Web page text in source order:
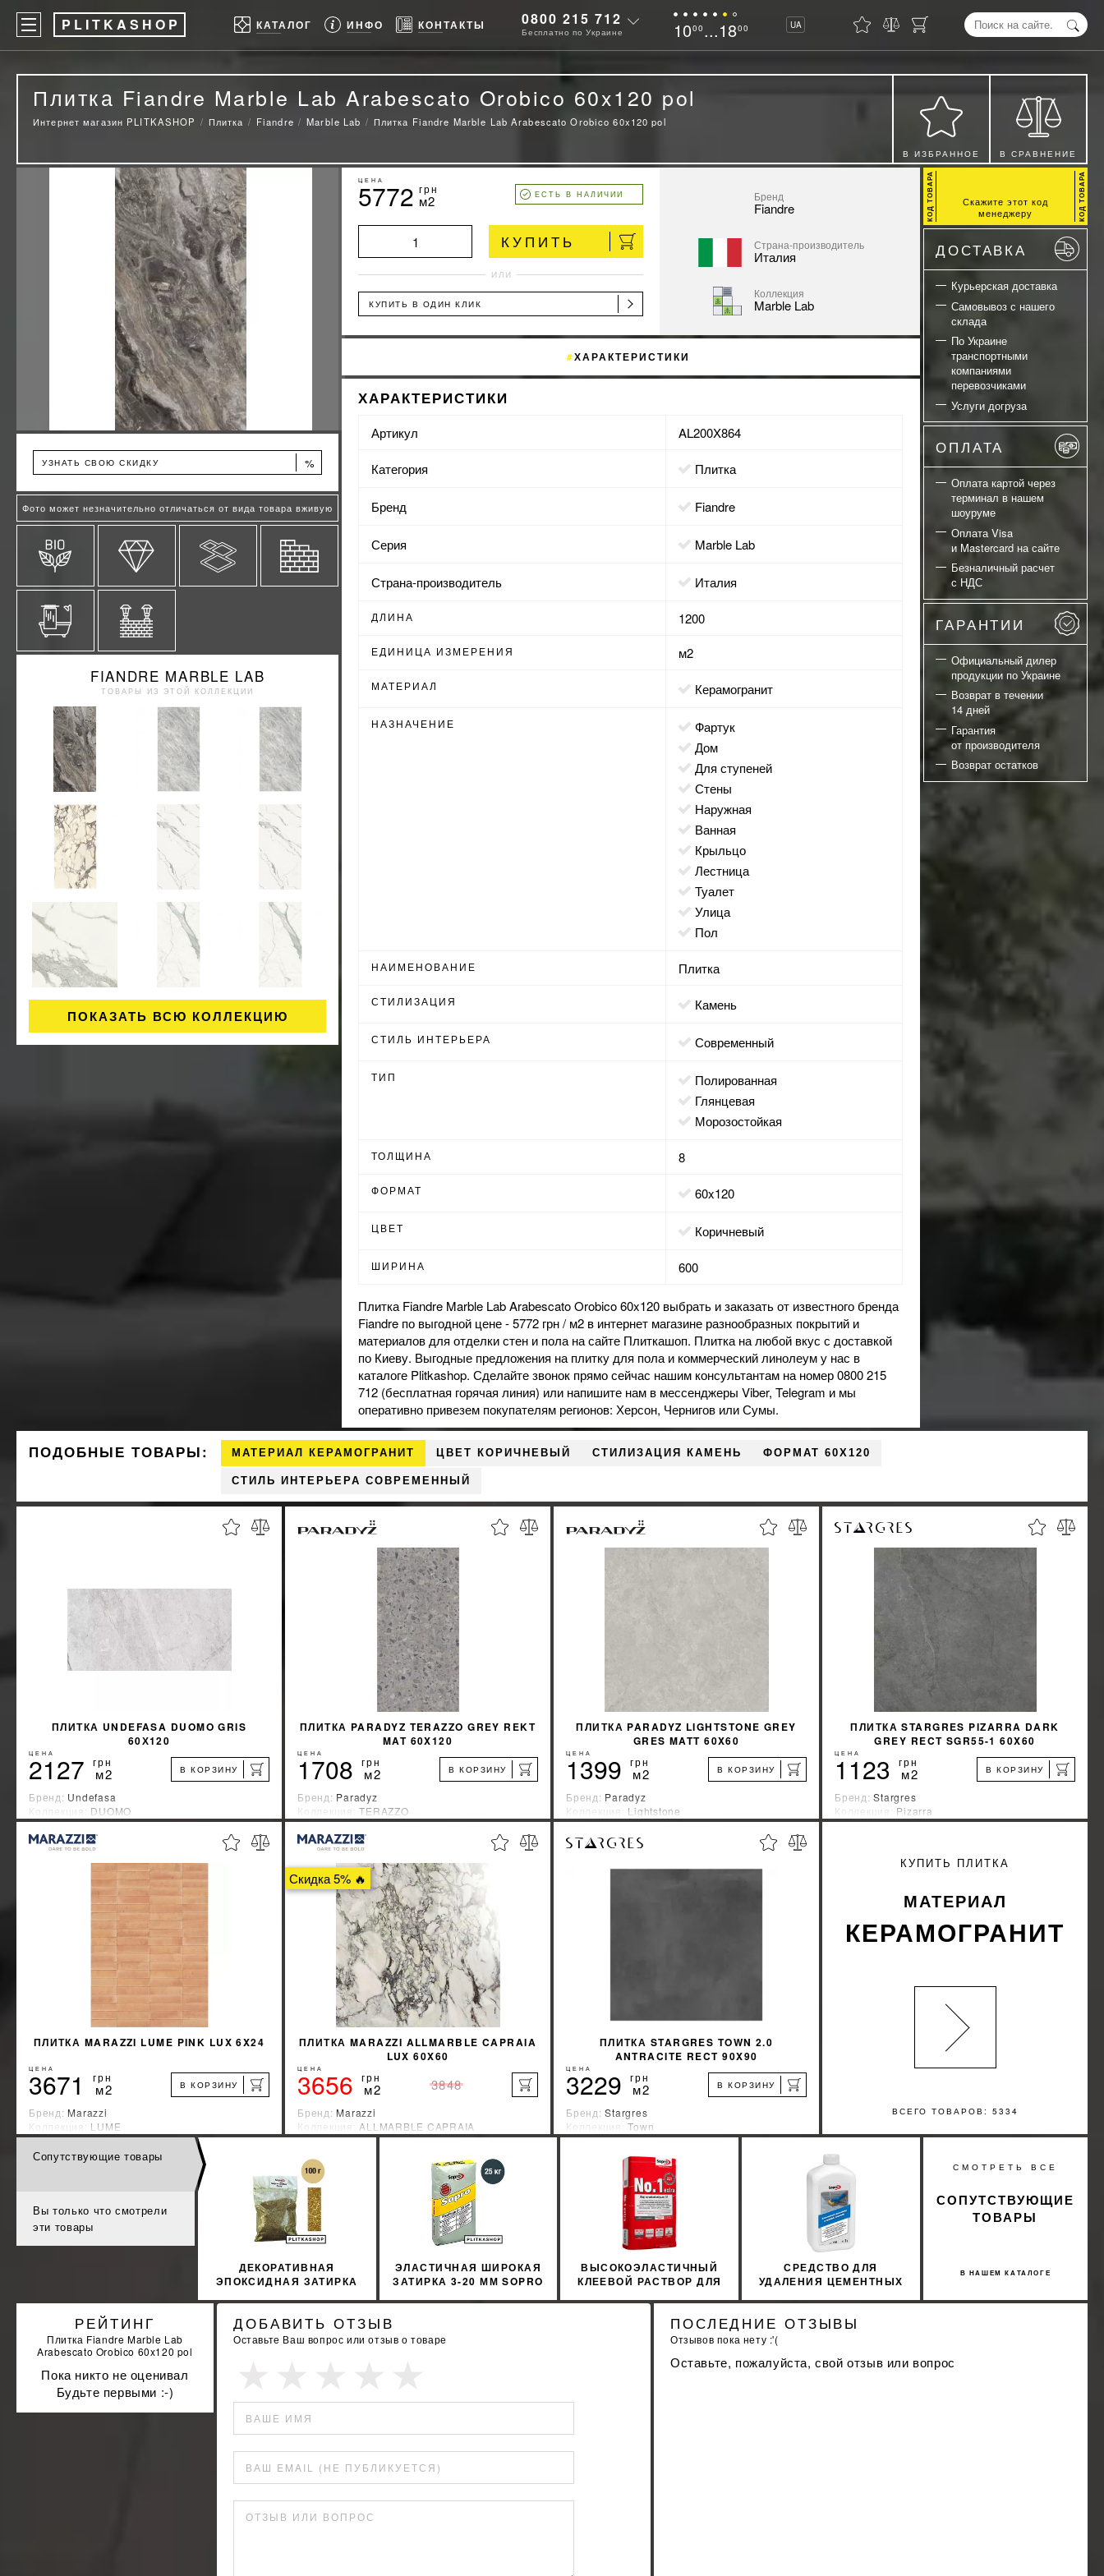
P LITKASHOP КАТАЛОГ ИНФО КОНТАКТЫ 0800 215 712
Бесплатно по Украине 1000 ...1800 UA
Плитка Fiandre Marble Lab Arabescato Orobico 60x120 pol
Интернет магазин PLITKASHOP Плитка Fiandre Marble Lab Плитка Fiandre Marble Lab Arabescato Orobico 60x120 pol
В ИЗБРАННОЕ В СРАВНЕНИЕ
УЗНАТЬ СВОЮ СКИДКУ %
Фото может незначительно отличаться от вида товара вживую
FIANDRE MARBLE LAB
ТОВАРЫ ИЗ ЭТОЙ КОЛЛЕКЦИИ
ПОКАЗАТЬ ВСЮ КОЛЛЕКЦИЮ
ЦЕНА
5772 грн
м2 ЕСТЬ В НАЛИЧИИ
КУПИТЬ
ИЛИ
КУПИТЬ В ОДИН КЛИК
Бренд
Fiandre
Страна-производитель
Италия
Коллекция
Marble Lab
ХАРАКТЕРИСТИКИ
ХАРАКТЕРИСТИКИ
Артикул AL200X864
Категория Плитка
Бренд Fiandre
Серия Marble Lab
Страна-производитель Италия
ДЛИНА 1200
ЕДИНИЦА ИЗМЕРЕНИЯ м2
МАТЕРИАЛ Керамогранит
НАЗНАЧЕНИЕ
фартук
дом
для ступеней
стены
наружная
ванная
крыльцо
лестница
туалет
улица
пол
НАИМЕНОВАНИЕ Плитка
СТИЛИЗАЦИЯ камень
СТИЛЬ ИНТЕРЬЕРА современный
ТИП
полированная
глянцевая
морозостойкая
ТОЛЩИНА 8
ФОРМАТ 60x120
ЦВЕТ коричневый
ШИРИНА 600
Плитка Fiandre Marble Lab Arabescato Orobico 60x120 выбрать и заказать от известного бренда
Fiandre по выгодной цене - 5772 грн / м2 в интернет магазине разнообразных покрытий и
материалов для отделки стен и пола на сайте Плиткашоп. Плитка на любой вкус с доставкой
по Киеву. Выгодные предложения на плитку для пола и коммерческий линолеуму нас в
каталоге Plitkashop. Сделайте звонок прямо сейчас нашим консультантам на номер 0800 215
712 (бесплатная горячая линия) или напишите нам в мессенджеры Viber, Telegram и мы
оперативно привезем покупателям регионов: Херсон, Чернигов или Сумы.
Скажите этот код
менеджеру
ДОСТАВКА
Курьерская доставка
Самовывоз с нашего
склада
По Украине
транспортными
компаниями
перевозчиками
Услуги догруза
ОПЛАТА
Оплата картой через
терминал в нашем
шоуруме
Оплата Visa
и Mastercard на сайте
Безналичный расчет
с НДС
ГАРАНТИИ
Официальный дилер
продукции по Украине
Возврат в течении
14 дней
Гарантия
от производителя
Возврат остатков
ПОДОБНЫЕ ТОВАРЫ: МАТЕРИАЛ КЕРАМОГРАНИТ ЦВЕТ КОРИЧНЕВЫЙ СТИЛИЗАЦИЯ КАМЕНЬ ФОРМАТ 60X120
СТИЛЬ ИНТЕРЬЕРА СОВРЕМЕННЫЙ
ПЛИТКА UNDEFASA DUOMO GRIS
60Х120
ЦЕНА
2127 грн
м2 В КОРЗИНУ
Бренд: Undefasa
Коллекция: DUOMO
Страна-производитель:Испания
УЗНАТЬ СВОЮ СКИДКУ %
КУПИТЬ
ПЛИТКА PARADYZ TERAZZO GREY REKT
MAT 60X120
ЦЕНА
1708 грн
м2 В КОРЗИНУ
Бренд: Paradyz
Коллекция:TERAZZO
Страна-производитель:Польша
УЗНАТЬ СВОЮ СКИДКУ %
КУПИТЬ
ПЛИТКА PARADYZ LIGHTSTONE GREY
GRES MATT 60X60
ЦЕНА
1399 грн
м2 В КОРЗИНУ
Бренд: Paradyz
Коллекция: Lightstone
Страна-производитель:Польша
УЗНАТЬ СВОЮ СКИДКУ %
ПЛИТКА STARGRES PIZARRA DARK
GREY RECT SGR55-1 60X60
ЦЕНА
1123 грн
м2 В КОРЗИНУ
Бренд:Stargres
Коллекция: Pizarra
Страна-производитель:Польша
ПЛИТКА MARAZZI LUME PINK LUX 6X24
ЦЕНА
3671 грн
м2 В КОРЗИНУ
Бренд: Marazzi
Коллекция: LUME
Страна-производитель:Италия
УЗНАТЬ СВОЮ СКИДКУ
КУПИТЬ
Скидка 5% 🔥
ПЛИТКА MARAZZI ALLMARBLE CAPRAIA
LUX 60X60
ЦЕНА
3656 грн
м2 3848
Бренд: Marazzi
Коллекция: ALLMARBLE CAPRAIA
Страна-производитель:Италия
УЗНАТЬ СВОЮ СКИДКУ
КУПИТЬ
ПЛИТКА STARGRES TOWN 2.0
ANTRACITE RECT 90X90
ЦЕНА
3229 грн
м2 В КОРЗИНУ
Бренд:Stargres
Коллекция:Town
Страна-производитель:Польша
УЗНАТЬ СВОЮ СКИДКУ
КУПИТЬ
ВСЕГО ТОВАРОВ: 5334
КУПИТЬ ПЛИТКА
МАТЕРИАЛ
КЕРАМОГРАНИТ
Сопутствующие товары
Вы только что смотрели
эти товары
ДЕКОРАТИВНАЯ
ЭПОКСИДНАЯ ЗАТИРКА
ЭЛАСТИЧНАЯ ШИРОКАЯ
ЗАТИРКА 3-20 ММ SOPRO
ВЫСОКОЭЛАСТИЧНЫЙ
КЛЕЕВОЙ РАСТВОР ДЛЯ
№1/400 22.5КГ
СРЕДСТВО ДЛЯ
УДАЛЕНИЯ ЦЕМЕНТНЫХ
ZSE 718/1 1Л
СМОТРЕТЬ ВСЕ
В НАШЕМ КАТАЛОГЕ
СОПУТСТВУЮЩИЕ
ТОВАРЫ
РЕЙТИНГ
Плитка Fiandre Marble Lab
Arabescato Orobico 60x120 pol
Пока никто не оценивал
Будьте первыми :-)
ДОБАВИТЬ ОТЗЫВ
Оставьте Ваш вопрос или отзыв о товаре
ВАШЕ ИМЯ
ВАШ EMAIL (НЕ ПУБЛИКУЕТСЯ)
ОТЗЫВ ИЛИ ВОПРОС
ПОСЛЕДНИЕ ОТЗЫВЫ
Отзывов пока нету :'(
Оставьте, пожалуйста, свой отзыв или вопрос